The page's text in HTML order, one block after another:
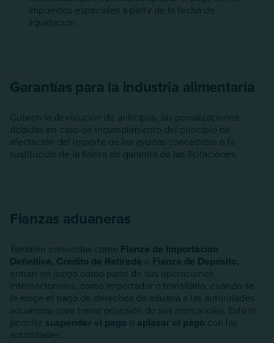
impuestos especiales a partir de la fecha de
liquidación.
Garantías para la industria alimentaria
Cubren la devolución de anticipos, las penalizaciones
debidas en caso de incumplimiento del principio de
afectación del importe de las ayudas concedidas o la
sustitución de la fianza de garantía de las licitaciones.
Fianzas aduaneras
También conocidas como Fianza de Importación
Definitiva, Crédito de Retirada o Fianza de Depósito,
entran en juego como parte de sus operaciones
internacionales, como importador o transitario, cuando se
le exige el pago de derechos de aduana a las autoridades
aduaneras para tomar posesión de sus mercancías. Esto le
permite suspender el pago o aplazar el pago con las
autoridades.